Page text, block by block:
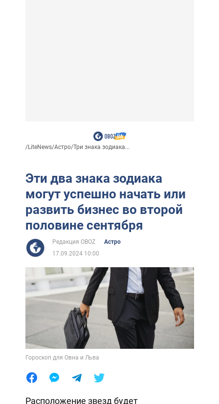
/LiteNews/Астро/Три знака зодиака...
Эти два знака зодиака
могут успешно начать или
развить бизнес во второй
половине сентября
Редакция OBOZ
Астро
17.09.2024 10:00
Гороскоп для Овна и Льва
Расположение звезд будет